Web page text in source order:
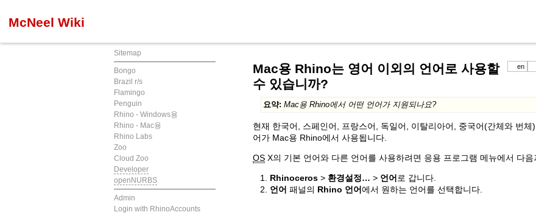
McNeel Wiki
Sitemap
Bongo
Brazil r/s
Flamingo
Penguin
Rhino - Windows용
Rhino - Mac용
Rhino Labs
Zoo
Cloud Zoo
Developer
openNURBS
Admin
Login with RhinoAccounts
en
Mac용 Rhino는 영어 이외의 언어로 사용할
수 있습니까?
요약: Mac용 Rhino에서 어떤 언어가 지원되나요?
현재 한국어, 스페인어, 프랑스어, 독일어, 이탈리아어, 중국어(간체와 번체
어가 Mac용 Rhino에서 사용됩니다.
OS X의 기본 언어와 다른 언어를 사용하려면 응용 프로그램 메뉴에서 다
Rhinoceros > 환경설정… > 언어 로 갑니다.
언어 패널의 Rhino 언어에서 원하는 언어를 선택합니다.